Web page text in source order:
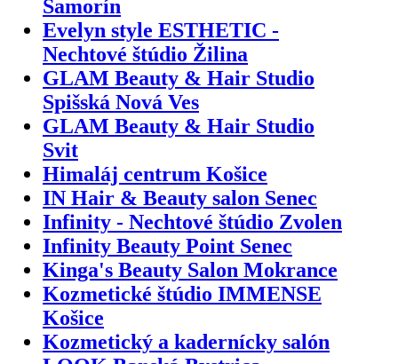
Šamorín
Evelyn style ESTHETIC -
Nechtové štúdio Žilina
GLAM Beauty & Hair Studio
Spišská Nová Ves
GLAM Beauty & Hair Studio
Svit
Himaláj centrum Košice
IN Hair & Beauty salon Senec
Infinity - Nechtové štúdio Zvolen
Infinity Beauty Point Senec
Kinga's Beauty Salon Mokrance
Kozmetické štúdio IMMENSE
Košice
Kozmetický a kadernícky salón